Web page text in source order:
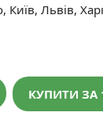
Львів,
КУПИТИ ЗА